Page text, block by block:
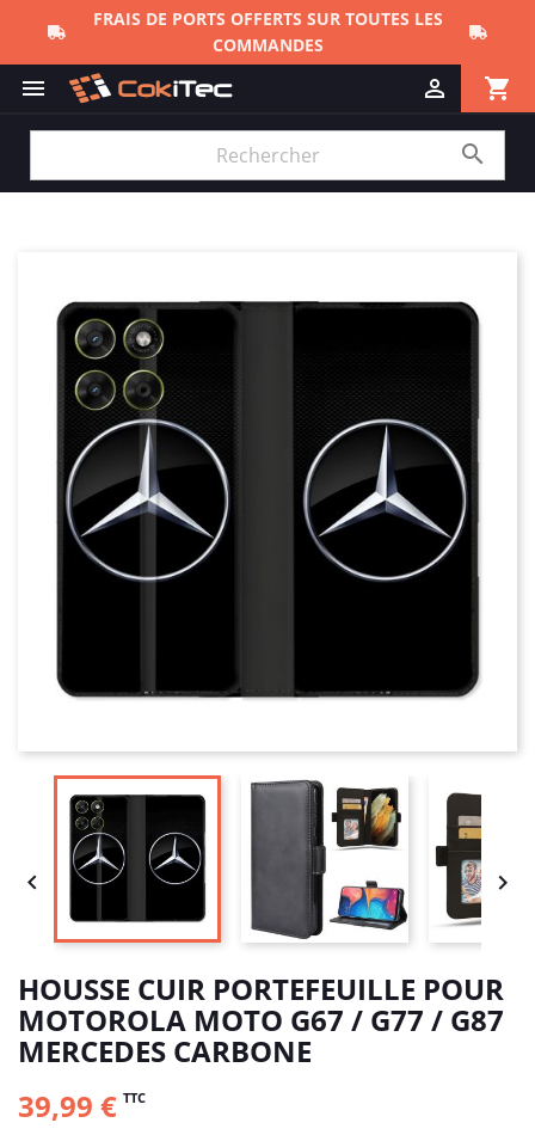
FRAIS DE PORTS OFFERTS SUR TOUTES LES
COMMANDES
 shopping_cart


 
HOUSSE CUIR PORTEFEUILLE POUR
MOTOROLA MOTO G67 / G77 / G87
MERCEDES CARBONE
39,99 € TTC